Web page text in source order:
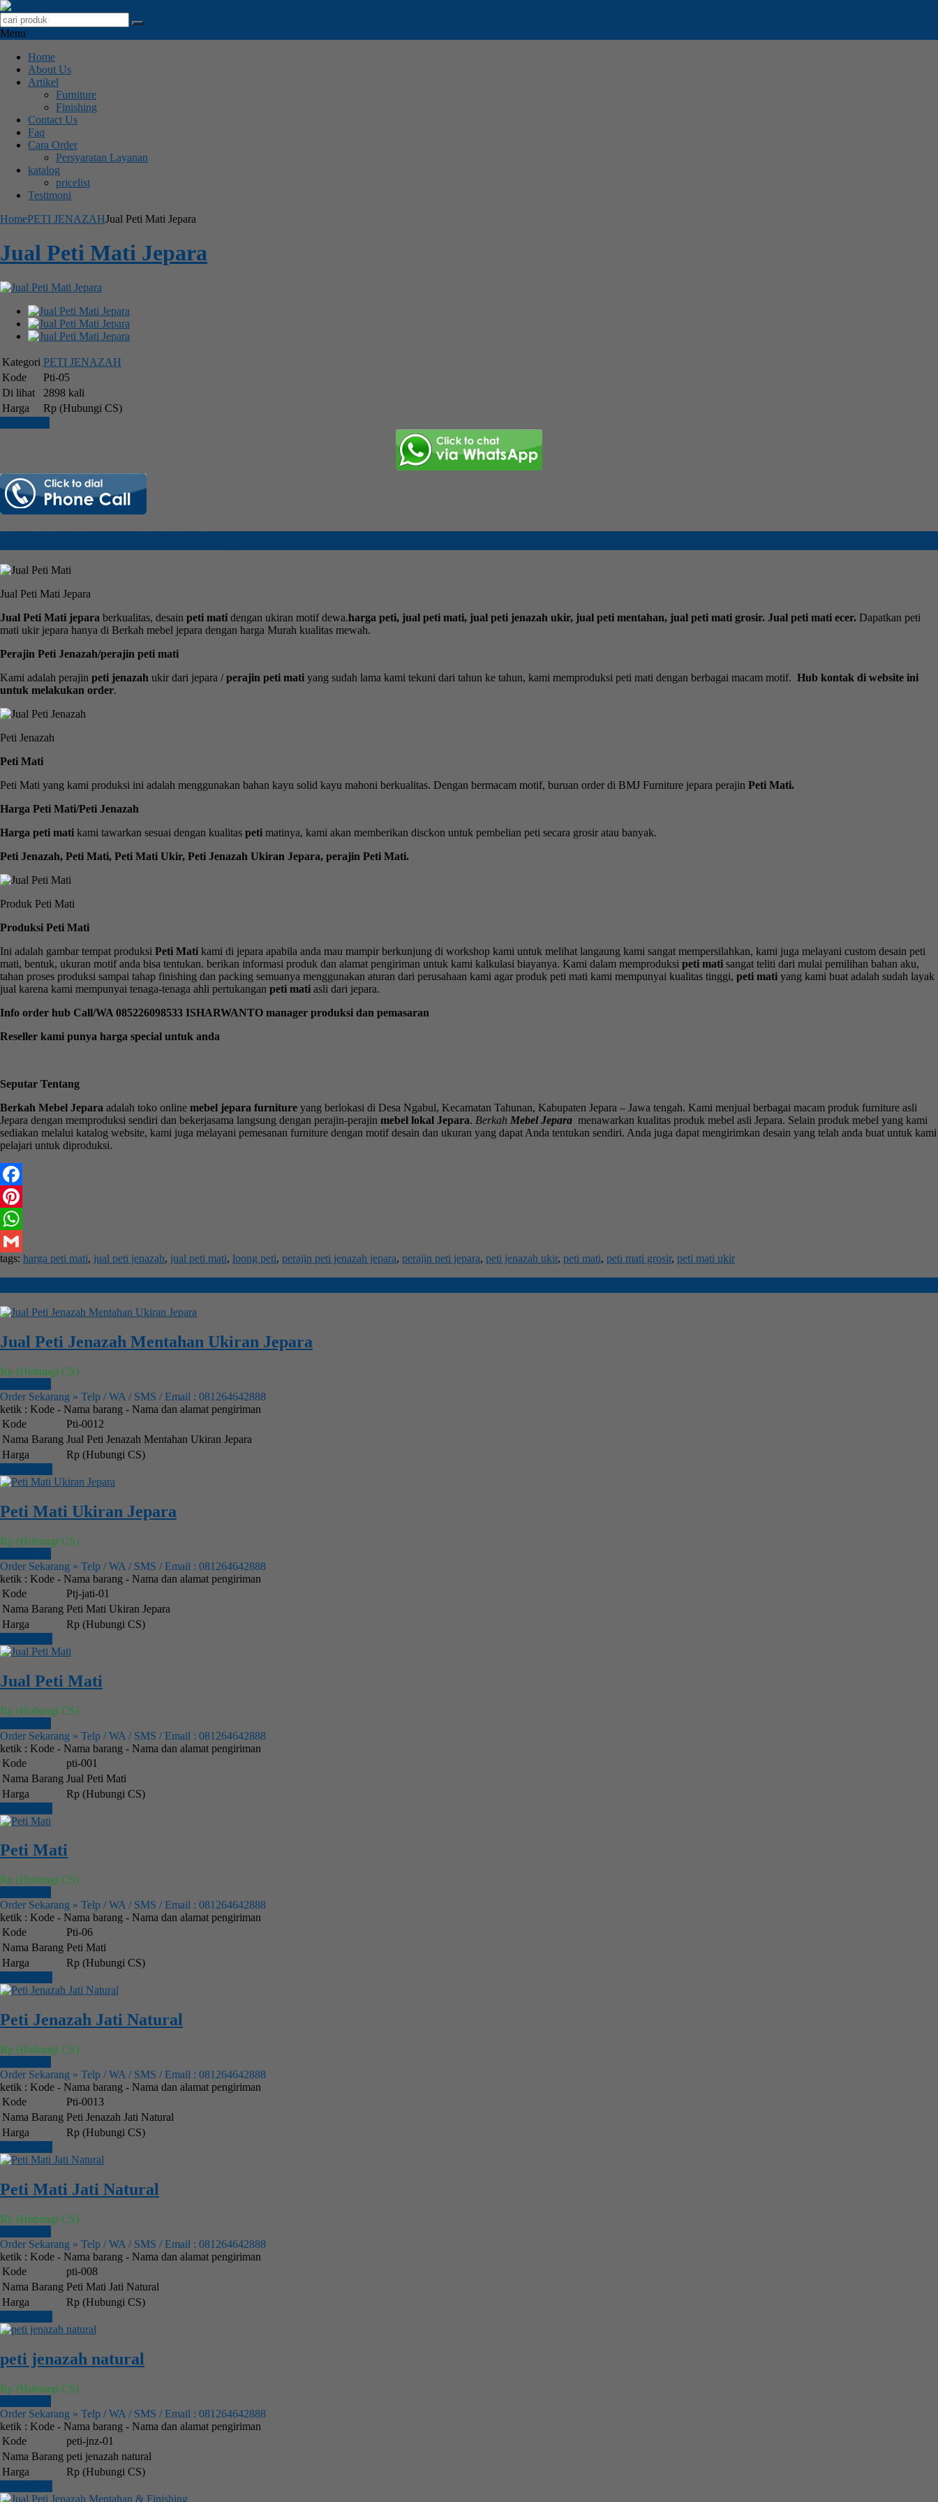
Menu
Home
About Us
Artikel
Furniture
Finishing
Contact Us
Faq
Cara Order
Persyaratan Layanan
katalog
pricelist
Testimoni
HomePETI JENAZAHJual Peti Mati Jepara
Jual Peti Mati Jepara
Kategori PETI JENAZAH
Kode
Pti-05
Di lihat
2898 kali
Harga
Rp (Hubungi CS)
Jual Peti Mati Jepara
Jual Peti Mati jepara berkualitas, desain peti mati dengan ukiran motif dewa.harga peti, jual peti mati, jual peti jenazah ukir, jual peti mentahan, jual peti mati grosir. Jual peti mati ecer. Dapatkan peti
mati ukir jepara hanya di Berkah mebel jepara dengan harga Murah kualitas mewah.
Perajin Peti Jenazah/perajin peti mati
Kami adalah perajin peti jenazah ukir dari jepara /perajin peti mati yang sudah lama kami tekuni dari tahun ke tahun, kami memproduksi peti mati dengan berbagai macam motif. Hub kontak di website ini
untuk melakukan order.
Peti Jenazah
Peti Mati
Peti Mati yang kami produksi ini adalah menggunakan bahan kayu solid kayu mahoni berkualitas. Dengan bermacam motif, buruan order di BMJ Furniture jepara perajin Peti Mati.
Harga Peti Mati/Peti Jenazah
Harga peti mati kami tawarkan sesuai dengan kualitas peti matinya, kami akan memberikan disckon untuk pembelian peti secara grosir atau banyak.
Peti Jenazah, Peti Mati, Peti Mati Ukir, Peti Jenazah Ukiran Jepara, perajin Peti Mati.
Produk Peti Mati
Produksi Peti Mati
Ini adalah gambar tempat produksi Peti Mati kami di jepara apabila anda mau mampir berkunjung di workshop kami untuk melihat langaung kami sangat mempersilahkan, kami juga melayani custom desain peti
mati, bentuk, ukuran motif anda bisa tentukan. berikan informasi produk dan alamat pengiriman untuk kami kalkulasi biayanya. Kami dalam memproduksi peti mati sangat teliti dari mulai pemilihan bahan aku,
tahan proses produksi sampai tahap finishing dan packing semuanya menggunakan aturan dari perusahaan kami agar produk peti mati kami mempunyai kualitas tinggi, peti mati yang kami buat adalah sudah layak
jual karena kami mempunyai tenaga-tenaga ahli pertukangan peti mati asli dari jepara.
Info order hub Call/WA 085226098533 ISHARWANTO manager produksi dan pemasaran
Reseller kami punya harga special untuk anda
Seputar Tentang
Berkah Mebel Jepara adalah toko online mebel jepara furniture yang berlokasi di Desa Ngabul, Kecamatan Tahunan, Kabupaten Jepara – Jawa tengah. Kami menjual berbagai macam produk furniture asli
Jepara dengan memproduksi sendiri dan bekerjasama langsung dengan perajin-perajin mebel lokal Jepara. Berkah Mebel Jepara menawarkan kualitas produk mebel asli Jepara. Selain produk mebel yang kami
sediakan melalui katalog website, kami juga melayani pemesanan furniture dengan motif desain dan ukuran yang dapat Anda tentukan sendiri. Anda juga dapat mengirimkan desain yang telah anda buat untuk kami
pelajari untuk diproduksi.
Facebook
Pinterest
WhatsApp
Gmail
tags: harga peti mati, jual peti jenazah, jual peti mati, loong peti, perajin peti jenazah jepara, perajin peti jepara, peti jenazah ukir, peti mati, peti mati grosir, peti mati ukir
Jual Peti Jenazah Mentahan Ukiran Jepara
Rp (Hubungi CS)
Order Sekarang » Telp / WA / SMS / Email : 081264642888
ketik : Kode - Nama barang - Nama dan alamat pengiriman
Kode
Pti-0012
Nama Barang Jual Peti Jenazah Mentahan Ukiran Jepara
Harga
Rp (Hubungi CS)
Peti Mati Ukiran Jepara
Rp (Hubungi CS)
Order Sekarang » Telp / WA / SMS / Email : 081264642888
ketik : Kode - Nama barang - Nama dan alamat pengiriman
Kode
Ptj-jati-01
Nama Barang Peti Mati Ukiran Jepara
Harga
Rp (Hubungi CS)
Jual Peti Mati
Rp (Hubungi CS)
Order Sekarang » Telp / WA / SMS / Email : 081264642888
ketik : Kode - Nama barang - Nama dan alamat pengiriman
Kode
pti-001
Nama Barang Jual Peti Mati
Harga
Rp (Hubungi CS)
Peti Mati
Rp (Hubungi CS)
Order Sekarang » Telp / WA / SMS / Email : 081264642888
ketik : Kode - Nama barang - Nama dan alamat pengiriman
Kode
Pti-06
Nama Barang Peti Mati
Harga
Rp (Hubungi CS)
Peti Jenazah Jati Natural
Rp (Hubungi CS)
Order Sekarang » Telp / WA / SMS / Email : 081264642888
ketik : Kode - Nama barang - Nama dan alamat pengiriman
Kode
Pti-0013
Nama Barang Peti Jenazah Jati Natural
Harga
Rp (Hubungi CS)
Peti Mati Jati Natural
Rp (Hubungi CS)
Order Sekarang » Telp / WA / SMS / Email : 081264642888
ketik : Kode - Nama barang - Nama dan alamat pengiriman
Kode
pti-008
Nama Barang Peti Mati Jati Natural
Harga
Rp (Hubungi CS)
peti jenazah natural
Rp (Hubungi CS)
Order Sekarang » Telp / WA / SMS / Email : 081264642888
ketik : Kode - Nama barang - Nama dan alamat pengiriman
Kode
peti-jnz-01
Nama Barang peti jenazah natural
Harga
Rp (Hubungi CS)